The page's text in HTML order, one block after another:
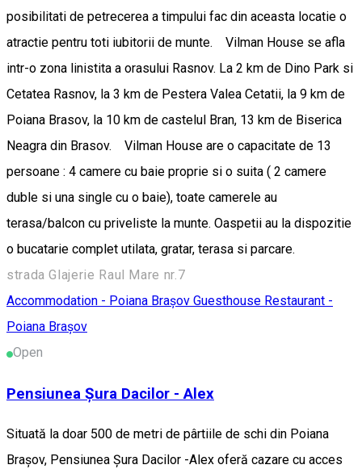
posibilitati de petrecerea a timpului fac din aceasta locatie o
atractie pentru toti iubitorii de munte. Vilman House se afla
intr-o zona linistita a orasului Rasnov. La 2 km de Dino Park si
Cetatea Rasnov, la 3 km de Pestera Valea Cetatii, la 9 km de
Poiana Brasov, la 10 km de castelul Bran, 13 km de Biserica
Neagra din Brasov. Vilman House are o capacitate de 13
persoane : 4 camere cu baie proprie si o suita ( 2 camere
duble si una single cu o baie), toate camerele au
terasa/balcon cu priveliste la munte. Oaspetii au la dispozitie
o bucatarie complet utilata, gratar, terasa si parcare.
strada Glajerie Raul Mare nr.7
Accommodation - Poiana Brașov Guesthouse Restaurant -
Poiana Brașov
Open
Pensiunea Șura Dacilor - Alex
Situată la doar 500 de metri de pârtiile de schi din Poiana
Brașov, Pensiunea Șura Dacilor -Alex oferă cazare cu acces